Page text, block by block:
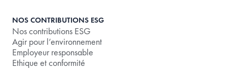
NOS CONTRIBUTIONS ESG
Nos contributions ESG
Agir pour l’environnement
Employeur responsable
Ethique et conformité